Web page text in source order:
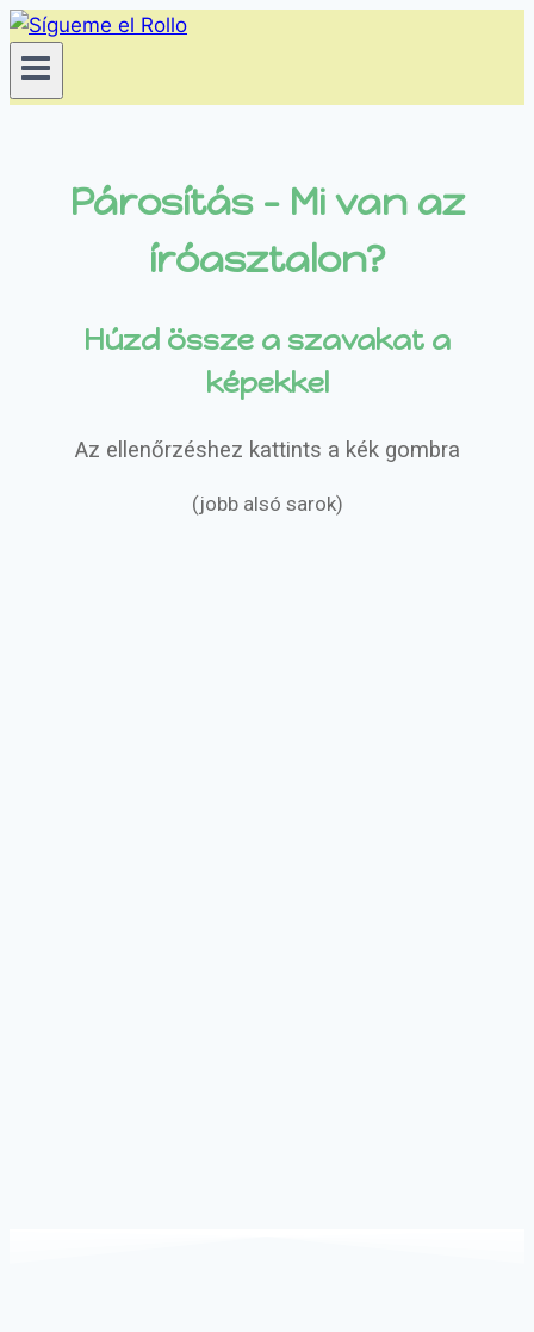
Párosítás – Mi van az
íróasztalon?
Húzd össze a szavakat a
képekkel
Az ellenőrzéshez kattints a kék gombra
(jobb alsó sarok)